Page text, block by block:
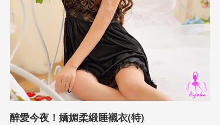
訊
批
發
說
明
醉愛今夜！嬌媚柔緞睡襯衣(特)